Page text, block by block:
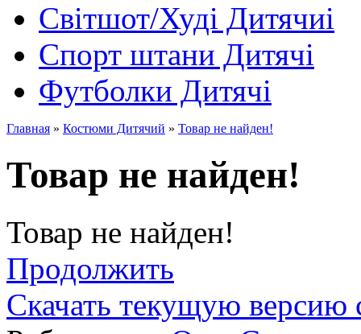
Світшот/Худі Дитячиі
Спорт штани Дитячі
Футболки Дитячі
Главная » Костюми Дитячий » Товар не найден!
Товар не найден!
Товар не найден!
Продолжить
Скачать текущую версию